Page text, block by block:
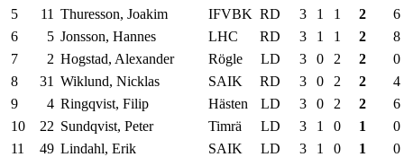
5
11 Thuresson, Joakim IFVBK RD 3 1 1 2
6
6
5 Jonsson, Hannes LHC RD 3 1 1 2
8
7
2 Hogstad, Alexander Rögle LD 3 0 2 2
0
8
31 Wiklund, Nicklas SAIK RD 3 0 2 2
4
9
4 Ringqvist, Filip Hästen LD 3 0 2 2
6
10
22 Sundqvist, Peter Timrä LD 3 1 0 1
0
11
49 Lindahl, Erik SAIK LD 3 1 0 1
0